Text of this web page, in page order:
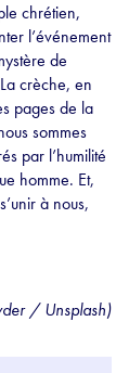
chrétien,
l’événement
de
crèche, en
pages de la
sommes
par l’humilité
homme. Et,
à nous,
/ Unsplash)